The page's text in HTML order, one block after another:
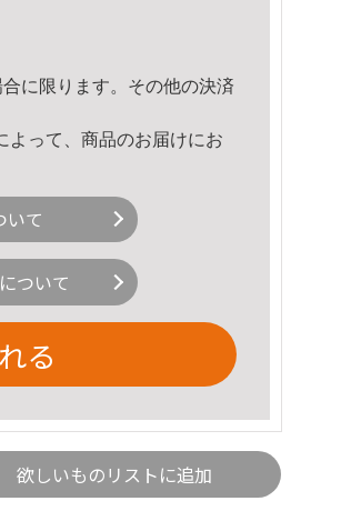
に限ります。その他の決済
って、商品のお届けにお
いて
ついて
る
欲しいものリストに追加